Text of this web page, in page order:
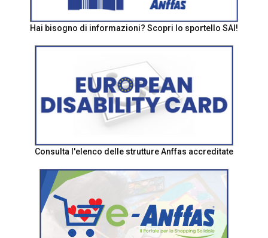
Hai bisogno di informazioni? Scopri lo sportello SAI!
Consulta l'elenco delle strutture Anffas accreditate